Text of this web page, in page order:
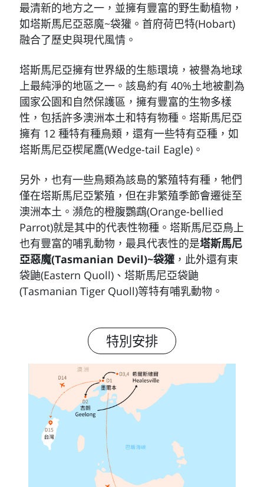
最清新的地方之一，並擁有豐富的野生動植物，
如塔斯馬尼亞惡魔~袋獾。首府荷巴特(Hobart)
融合了歷史與現代風情。
塔斯馬尼亞擁有世界級的生態環境，被譽為地球
上最純淨的地區之一。該島約有 40%土地被劃為
國家公園和自然保護區，擁有豐富的生物多樣
性，包括許多澳洲本土和特有物種。塔斯馬尼亞
擁有 12 種特有種鳥類，還有一些特有亞種，如
塔斯馬尼亞楔尾鷹(Wedge-tail Eagle)。
另外，也有一些鳥類為該島的繁殖特有種，牠們
僅在塔斯馬尼亞繁殖，但在非繁殖季節會遷徙至
澳洲本土。瀕危的橙腹鸚鵡(Orange-bellied
Parrot)就是其中的代表性物種。塔斯馬尼亞鳥上
也有豐富的哺乳動物，最具代表性的是塔斯馬尼
亞惡魔(Tasmanian Devil)~袋獾，此外還有東
袋鼬(Eastern Quoll)、塔斯馬尼亞袋鼬
(Tasmanian Tiger Quoll)等特有哺乳動物。
特別安排